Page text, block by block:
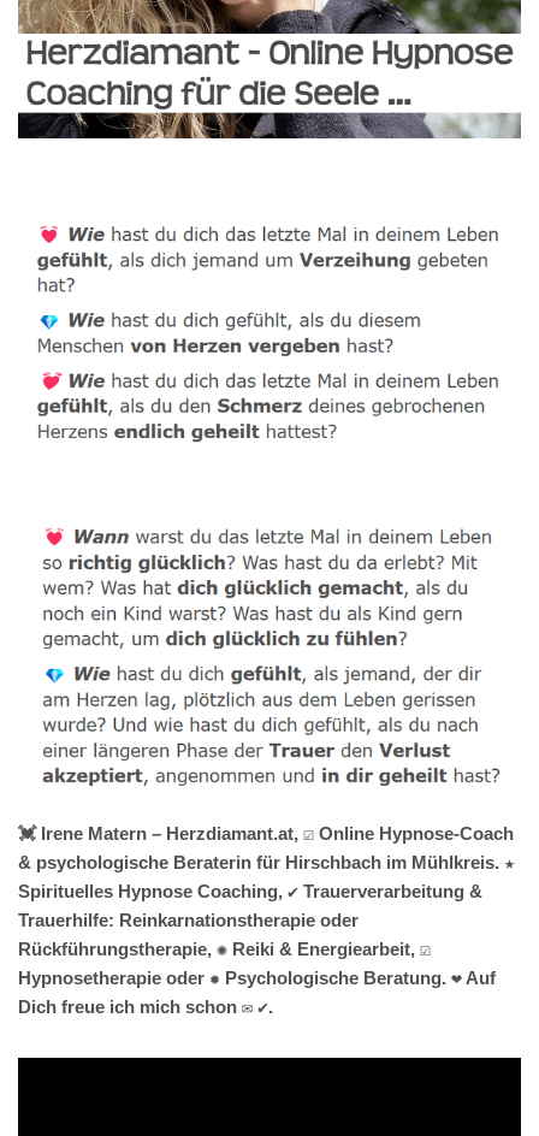
💓️ Irene Matern – Herzdiamant.at, ☑️ Online Hypnose-Coach
& psychologische Beraterin für Hirschbach im Mühlkreis. ★
Spirituelles Hypnose Coaching, ✔️ Trauerverarbeitung &
Trauerhilfe: Reinkarnationstherapie oder
Rückführungstherapie, ✺ Reiki & Energiearbeit, ☑️
Hypnosetherapie oder ✹ Psychologische Beratung. ❤ Auf
Dich freue ich mich schon ✉ ✔.